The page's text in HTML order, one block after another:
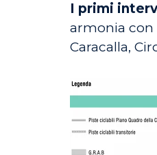
I primi
armonia con
Caracalla,